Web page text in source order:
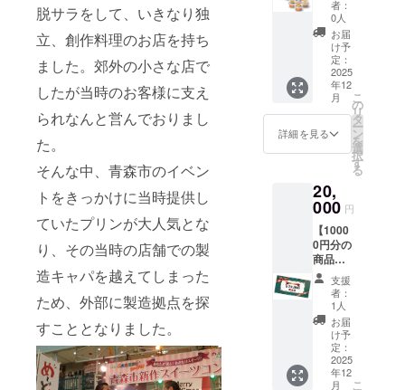
脱サラをして、いきなり独
立、創作料理のお店を持ち
ました。郊外の小さな店で
したが当時のお客様に支え
られなんと営んでおりまし
た。
そんな中、青森市のイベン
トをきっかけに当時提供し
ていたプリンが大人気とな
り、その当時の店舗での製
造キャパを越えてしまった
ため、外部に製造拠点を探
すこととなりました。
に表記
されま
す。商
品開封
前には
必ずお
届けの
リター
付され
たラベ
意書き
をご確
認くだ
さい。
冷蔵で
のお届
けとな
りま
す。 ※
原材料
及び添
加物等
表示は
お届け
に表記
されま
す。商
品開封
前には
必ずお
届けの
リター
ンに貼
付され
たラベ
ルや注
意書き
をご確
ケーキ2
個〔各
焼成前
ｇ〕、
ベイク
ドチー
ズケー
〔焼成
前90
ムアン
ジュ1個
〔水切
り前70
ｇ〕 ※
こちら
の返礼
品は
クール
冷凍で
のお届
けとな
りま
す。 ※
でませ
ん。 ・
指定の
ご住所
に発送
いたし
ます。
・有効
期間：
2025年
2月28日
まで
『お礼
のメッ
セー
ジ』 感
謝の気
持ちを
込め
て、お
礼の
メッ
セージ
をメー
でのお
買い物
にご利
用いた
だけま
す。1枚
ずつの
利用が
可能で
はでき
ませ
ん。お
つりは
でませ
ん。 ・
指定の
ご住所
に発送
いたし
ます。
・有効
期間：
2025年
セット
A】
『Melty
チーズ
ケーキ
詰合
せ』 バ
スク
チーズ
ケーキ2
個〔各
90
ｇ〕、
ベイク
ドチー
ズケー
キ1個
〔焼成
前90
ｇ〕、
クレー
ムアン
ジュ1個
〔水切
り前70
者：
0人
お届
け予
定：
2025
年12
月
詳細を見る
こ
の
リ
タ
ー
ン
を
選
択
す
る
20,
000 円
【1000
0円分の
商品券
とお礼
のメッ
セー
ジ】
『商品
券』
10000
円分
支援
者：
1人
お届
け予
定：
2025
年12
月
こ